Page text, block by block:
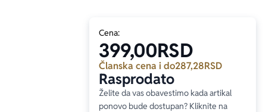
Cena:
399,00RSD
Članska cena i do287,28RSD
Rasprodato
Želite da vas obavestimo kada artikal
ponovo bude dostupan? Kliknite na